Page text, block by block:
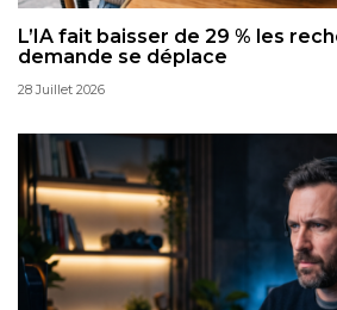
L’IA fait baisser de 29 % les
demande se déplace
28 Juillet 2026